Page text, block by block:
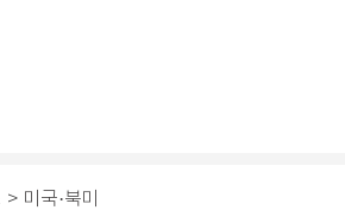
> 미국·북미